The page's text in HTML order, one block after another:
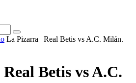
La Pizarra | Real Betis vs A.C. Milán.
Betis vs A.C.